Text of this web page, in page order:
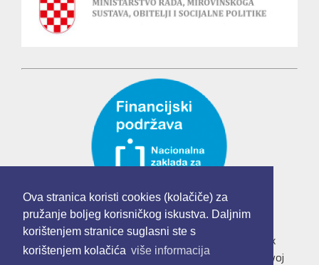
Ova stranica koristi cookies (kolačiče) za
pružanje boljeg korisničkog iskustva. Daljnim
korištenjem stranice suglasni ste s
korištenjem kolačića više informacija
Udruga mladih "Mladi u Europskoj uniji" je korisnik
institucionalne podrške Nacionalne zaklade za razvoj